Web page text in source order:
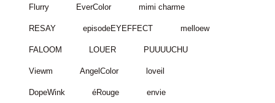
Flurry EverColor mimi charme
RESAY episodeEYEFFECT melloew
FALOOM LOUER PUUUUCHU
Viewm AngelColor loveil
DopeWink éRouge envie